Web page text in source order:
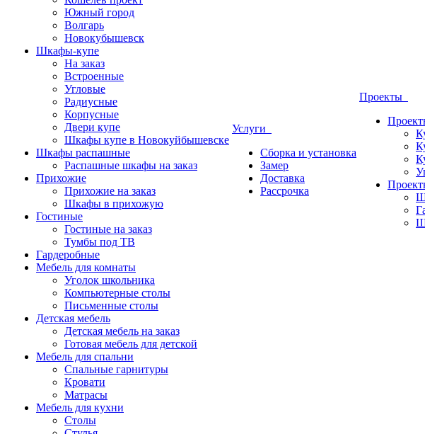
Южный город
Волгарь
Новокубышевск
Шкафы-купе
На заказ
Встроенные
Угловые
Радиусные
Корпусные
Двери купе
Шкафы купе в Новокуйбышевске
Шкафы распашные
Распашные шкафы на заказ
Прихожие
Прихожие на заказ
Шкафы в прихожую
Гостиные
Гостиные на заказ
Тумбы под ТВ
Гардеробные
Мебель для комнаты
Уголок школьника
Компьютерные столы
Письменные столы
Детская мебель
Детская мебель на заказ
Готовая мебель для детской
Мебель для спальни
Спальные гарнитуры
Кровати
Матрасы
Мебель для кухни
Столы
Услуги
Сборка и установка
Замер
Доставка
Рассрочка
Проекты